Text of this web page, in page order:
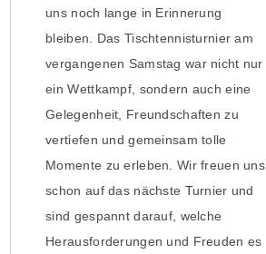
uns noch lange in Erinnerung
bleiben. Das Tischtennisturnier am
vergangenen Samstag war nicht nur
ein Wettkampf, sondern auch eine
Gelegenheit, Freundschaften zu
vertiefen und gemeinsam tolle
Momente zu erleben. Wir freuen uns
schon auf das nächste Turnier und
sind gespannt darauf, welche
Herausforderungen und Freuden es